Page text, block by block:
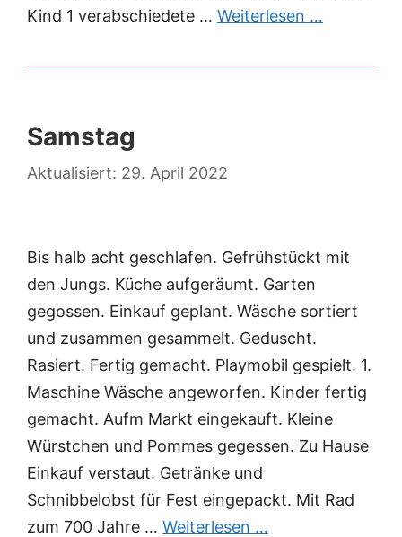
Kind 1 verabschiedete … Weiterlesen …
Samstag
29. April 2022
Bis halb acht geschlafen. Gefrühstückt mit
den Jungs. Küche aufgeräumt. Garten
gegossen. Einkauf geplant. Wäsche sortiert
und zusammen gesammelt. Geduscht.
Rasiert. Fertig gemacht. Playmobil gespielt. 1.
Maschine Wäsche angeworfen. Kinder fertig
gemacht. Aufm Markt eingekauft. Kleine
Würstchen und Pommes gegessen. Zu Hause
Einkauf verstaut. Getränke und
Schnibbelobst für Fest eingepackt. Mit Rad
zum 700 Jahre … Weiterlesen …